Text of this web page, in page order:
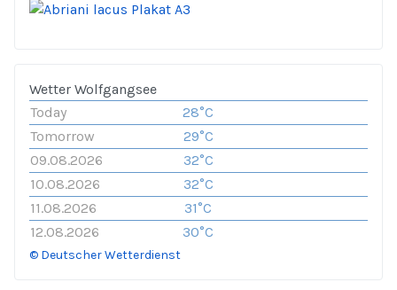
Wetter Wolfgangsee
Today
28°C
Tomorrow
29°C
09.08.2026
32°C
10.08.2026
32°C
11.08.2026
31°C
12.08.2026
30°C
© Deutscher Wetterdienst